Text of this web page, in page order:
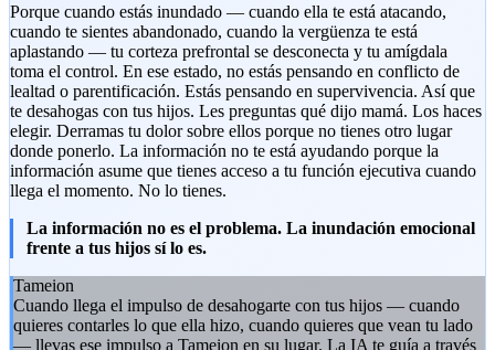
Porque cuando estás inundado — cuando ella te está atacando,
cuando te sientes abandonado, cuando la vergüenza te está
aplastando — tu corteza prefrontal se desconecta y tu amígdala
toma el control. En ese estado, no estás pensando en conflicto de
lealtad o parentificación. Estás pensando en supervivencia. Así que
te desahogas con tus hijos. Les preguntas qué dijo mamá. Los haces
elegir. Derramas tu dolor sobre ellos porque no tienes otro lugar
donde ponerlo. La información no te está ayudando porque la
información asume que tienes acceso a tu función ejecutiva cuando
llega el momento. No lo tienes.
La información no es el problema. La inundación emocional
frente a tus hijos sí lo es.
Tameion
Cuando llega el impulso de desahogarte con tus hijos — cuando
quieres contarles lo que ella hizo, cuando quieres que vean tu lado
— llevas ese impulso a Tameion en su lugar. La IA te guía a través